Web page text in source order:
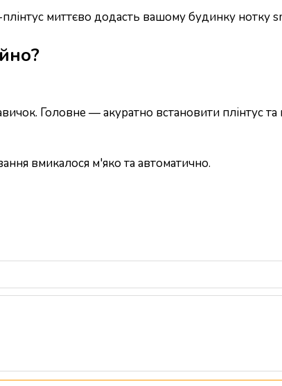
миттєво додасть вашому будинку нотку
Головне — акуратно встановити плінтус
вмикалося м'яко та автоматично.